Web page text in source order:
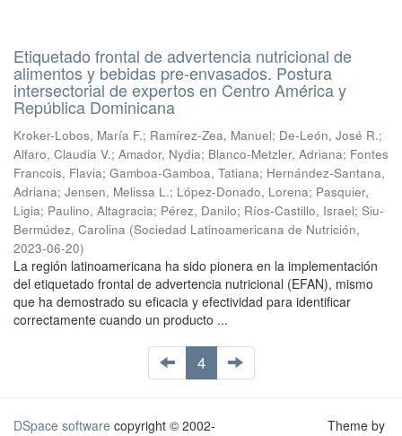
Etiquetado frontal de advertencia nutricional de
alimentos y bebidas pre-envasados. Postura
intersectorial de expertos en Centro América y
República Dominicana
Kroker-Lobos, María F.; Ramírez-Zea, Manuel; De-León, José R.;
Alfaro, Claudia V.; Amador, Nydia; Blanco-Metzler, Adriana; Fontes
Francois, Flavia; Gamboa-Gamboa, Tatiana; Hernández-Santana,
Adriana; Jensen, Melissa L.; López-Donado, Lorena; Pasquier,
Ligia; Paulino, Altagracia; Pérez, Danilo; Ríos-Castillo, Israel; Siu-
Bermúdez, Carolina (Sociedad Latinoamericana de Nutrición,
2023-06-20)
La región latinoamericana ha sido pionera en la implementación
del etiquetado frontal de advertencia nutricional (EFAN), mismo
que ha demostrado su eficacia y efectividad para identificar
correctamente cuando un producto ...
4
DSpace software copyright © 2002-
Theme by